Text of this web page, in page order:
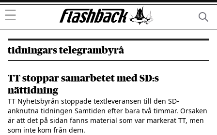
☰
tidningars telegrambyrå
TT stoppar samarbetet med SD:s
nättidning
TT Nyhetsbyrån stoppade textleveransen till den SD-
anknutna tidningen Samtiden efter bara två timmar. Orsaken
är att det på sidan fanns material som var markerat TT, men
som inte kom från dem.